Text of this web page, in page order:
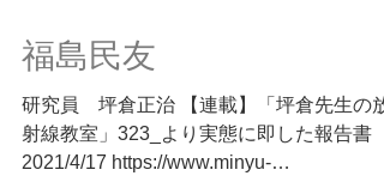
福島民友
研究員 坪倉正治 【連載】「坪倉先生の放
射線教室」323_より実態に即した報告書
2021/4/17 https://www.minyu-